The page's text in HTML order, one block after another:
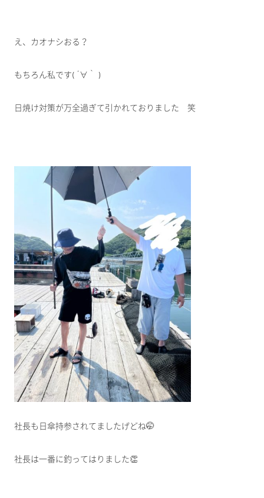
え、カオナシおる？
もちろん私です( ´∀｀ )
日焼け対策が万全過ぎて引かれておりました 笑
社長も日傘持参されてましたげどね🤭
社長は一番に釣ってはりました👏